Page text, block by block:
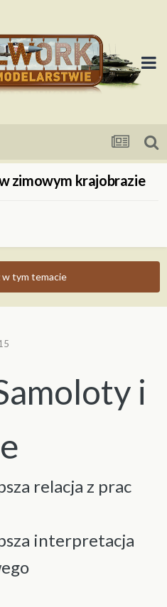
zimowym krajobrazie
tym temacie
i
relacja z prac
interpretacja